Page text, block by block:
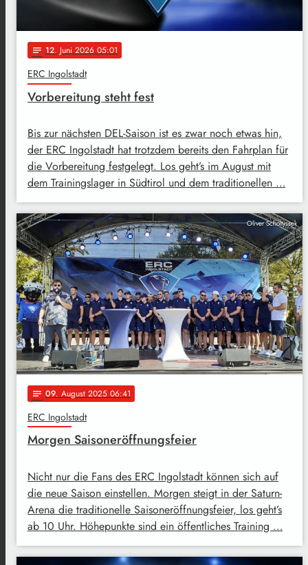
notes 12. Juni 2026 05:01
ERC Ingolstadt
Vorbereitung steht fest
Bis zur nächsten DEL-Saison ist es zwar noch etwas hin,
der ERC Ingolstadt hat trotzdem bereits den Fahrplan für
die Vorbereitung festgelegt. Los geht’s im August mit
dem Trainingslager in Südtirol und dem traditionellen …
Oliver Scholtyssek
notes 09. August 2025 06:41
ERC Ingolstadt
Morgen Saisoneröffnungsfeier
Nicht nur die Fans des ERC Ingolstadt können sich auf
die neue Saison einstellen. Morgen steigt in der Saturn-
Arena die traditionelle Saisoneröffnungsfeier, los geht’s
ab 10 Uhr. Höhepunkte sind ein öffentliches Training …